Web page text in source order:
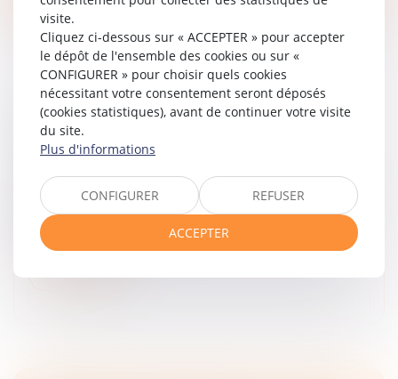
TRANSPORT ROUTIER : PRÉAVIS ET
RUPTURE BRUTALE DES RELATIONS
Droit commercial
Par cet arrêt, la Chambre commerciale apporte une
précision importante sur l'articulation entre le régime
de la rupture brutale des relations commerciales
établies et le droit s...
visite.
Cliquez ci-dessous sur « ACCEPTER » pour accepter
le dépôt de l'ensemble des cookies ou sur «
CONFIGURER » pour choisir quels cookies
nécessitant votre consentement seront déposés
(cookies statistiques), avant de continuer votre visite
du site.
Plus d'informations
CONFIGURER REFUSER
ACCEPTER